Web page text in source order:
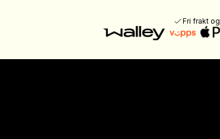
Fri frakt